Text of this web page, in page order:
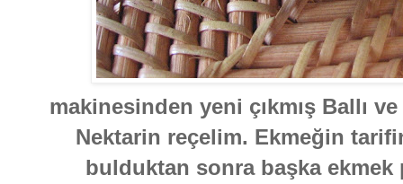
makinesinden yeni çıkmış Ballı
Nektarin reçelim. Ekmeğin
bulduktan sonra başka ekmek